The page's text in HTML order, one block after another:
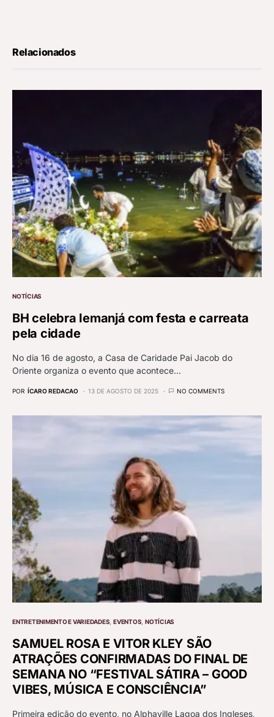
Relacionados
NOTÍCIAS
BH celebra Iemanjá com festa e carreata
pela cidade
No dia 16 de agosto, a Casa de Caridade Pai Jacob do
Oriente organiza o evento que acontece…
POR ÍCARO REDACAO 13 DE AGOSTO DE 2025 NO COMMENTS
ENTRETENIMENTO E VARIEDADES EVENTOS NOTÍCIAS
SAMUEL ROSA E VITOR KLEY SÃO
ATRAÇÕES CONFIRMADAS DO FINAL DE
SEMANA NO “FESTIVAL SÁTIRA – GOOD
VIBES, MÚSICA E CONSCIÊNCIA”
Primeira edição do evento, no Alphaville Lagoa dos Ingleses,